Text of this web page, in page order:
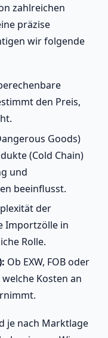
zahlreichen
präzise
wir folgende
den Preis,
Goods)
(Cold Chain)
und
beeinflusst.
der
Importzölle in
Rolle.
Ob EXW, FOB oder
Kosten an
je nach Marktlage